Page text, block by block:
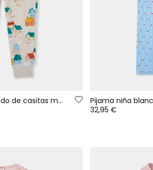
Pijama felpa estampado de casitas multicolor
32,95 €